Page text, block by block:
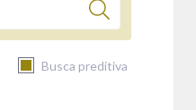
Busca preditiva